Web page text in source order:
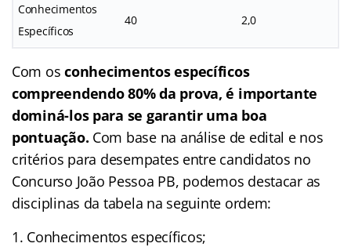
Conhecimentos
Específicos
40 2,0
Com os conhecimentos específicos
compreendendo 80% da prova, é importante
dominá-los para se garantir uma boa
pontuação. Com base na análise de edital e nos
critérios para desempates entre candidatos no
Concurso João Pessoa PB, podemos destacar as
disciplinas da tabela na seguinte ordem:
Conhecimentos específicos;